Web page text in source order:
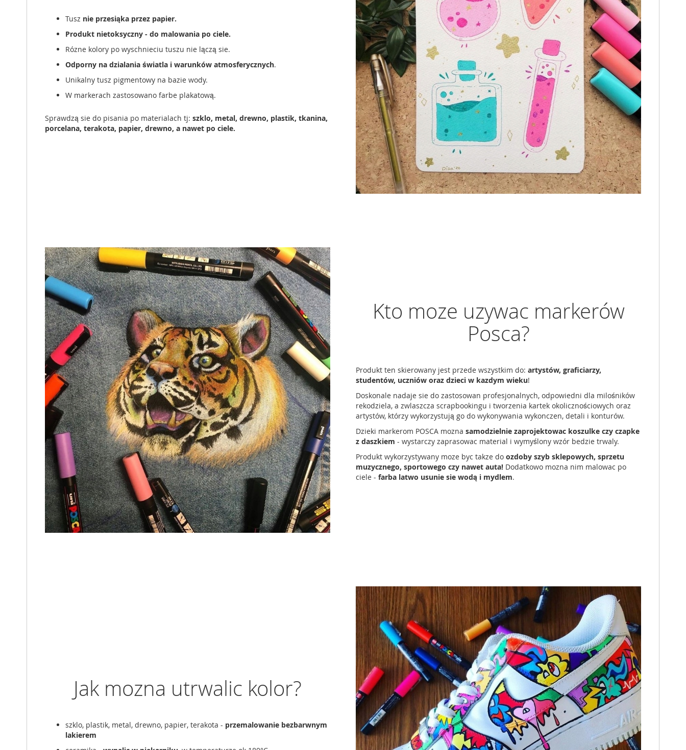
Tusz nie przesiąka przez papier.
Produkt nietoksyczny - do malowania po ciele.
Rózne kolory po wyschnieciu tuszu nie lączą sie.
Odporny na dzialania światla i warunków atmosferycznych.
Unikalny tusz pigmentowy na bazie wody.
W markerach zastosowano farbe plakatową.
Sprawdzą sie do pisania po materialach tj: szklo, metal, drewno, plastik, tkanina,
porcelana, terakota, papier, drewno, a nawet po ciele.
Kto moze uzywac markerów
Posca?
Produkt ten skierowany jest przede wszystkim do: artystów, graficiarzy,
studentów, uczniów oraz dzieci w kazdym wieku!
Doskonale nadaje sie do zastosowan profesjonalnych, odpowiedni dla milośników
rekodziela, a zwlaszcza scrapbookingu i tworzenia kartek okolicznościowych oraz
artystów, którzy wykorzystują go do wykonywania wykonczen, detali i konturów.
Dzieki markerom POSCA mozna samodzielnie zaprojektowac koszulke czy czapke
z daszkiem - wystarczy zaprasowac material i wymyślony wzór bedzie trwaly.
Produkt wykorzystywany moze byc takze do ozdoby szyb sklepowych, sprzetu
muzycznego, sportowego czy nawet auta! Dodatkowo mozna nim malowac po
ciele - farba latwo usunie sie wodą i mydlem.
Jak mozna utrwalic kolor?
szklo, plastik, metal, drewno, papier, terakota - przemalowanie bezbarwnym
lakierem